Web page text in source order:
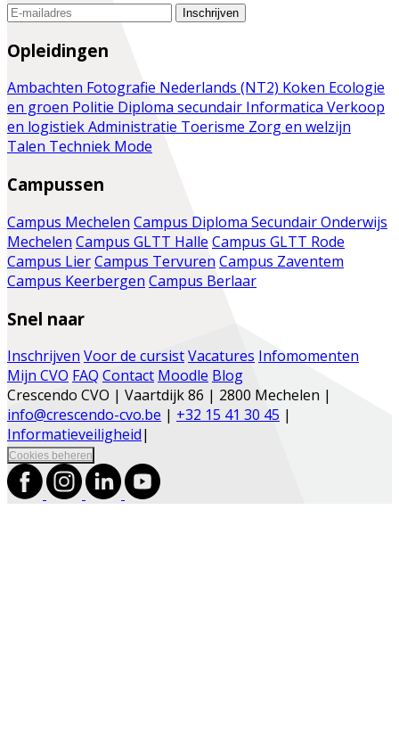
Inschrijven
Opleidingen
Ambachten Fotografie Nederlands (NT2) Koken Ecologie
en groen Politie Diploma secundair Informatica Verkoop
en logistiekAdministratie Toerisme Zorg en welzijn
Talen Techniek Mode
Campussen
Campus Mechelen Campus Diploma Secundair Onderwijs
Mechelen Campus GLTT Halle Campus GLTT Rode
Campus LierCampus Tervuren Campus Zaventem
Campus Keerbergen Campus Berlaar
Snel naar
Inschrijven Voor de cursistVacatures Infomomenten
Mijn CVO FAQ Contact Moodle Blog
Crescendo CVO | Vaartdijk 86 | 2800 Mechelen |
info@crescendo-cvo.be | +32 15 41 30 45 |
Informatieveiligheid|
Cookies beheren